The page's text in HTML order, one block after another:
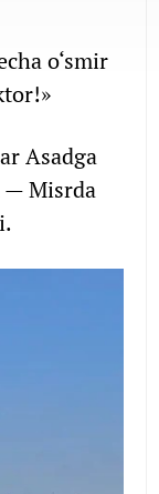
o‘smir
Asadga
— Misrda